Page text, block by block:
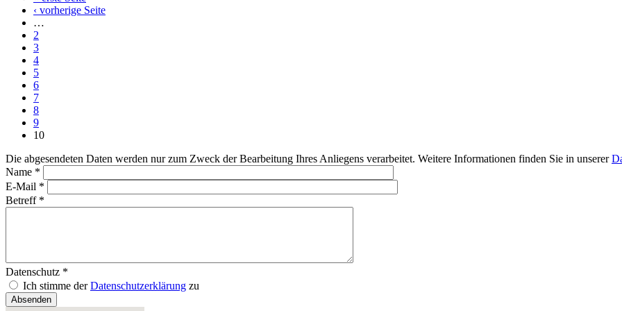
‹ vorherige Seite
…
2
3
4
5
6
7
8
9
10
Die abgesendeten Daten werden nur zum Zweck der Bearbeitung Ihres Anliegens verarbeitet. Weitere Informationen finden Sie in unserer
Name *
E-Mail *
Betreff *
Datenschutz *
Ich stimme derDatenschutzerklärung zu